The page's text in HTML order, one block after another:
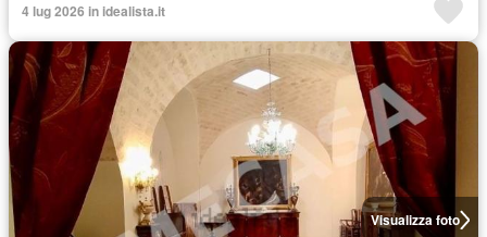
4 lug 2026 in idealista.it
Visualizza foto